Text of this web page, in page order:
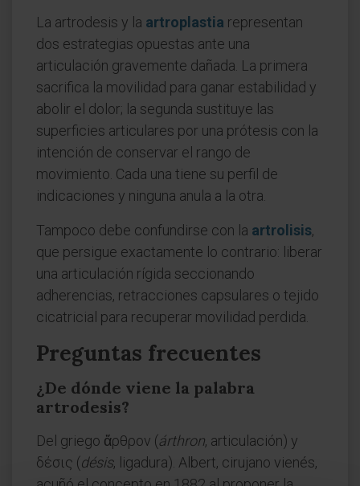
La artrodesis y la artroplastia representan
dos estrategias opuestas ante una
articulación gravemente dañada. La primera
sacrifica la movilidad para ganar estabilidad y
abolir el dolor; la segunda sustituye las
superficies articulares por una prótesis con la
intención de conservar el rango de
movimiento. Cada una tiene su perfil de
indicaciones y ninguna anula a la otra.
Tampoco debe confundirse con la artrolisis,
que persigue exactamente lo contrario: liberar
una articulación rígida seccionando
adherencias, retracciones capsulares o tejido
cicatricial para recuperar movilidad perdida.
Preguntas frecuentes
¿De dónde viene la palabra
artrodesis?
Del griego ἄρθρον (árthron, articulación) y
δέσις (désis, ligadura). Albert, cirujano vienés,